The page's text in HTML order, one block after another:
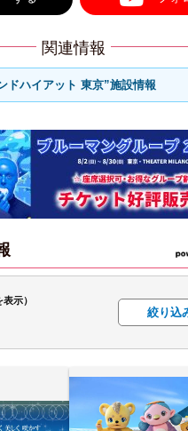
関連情報
ドハイアット 東京”施設情報
表示）
絞り込